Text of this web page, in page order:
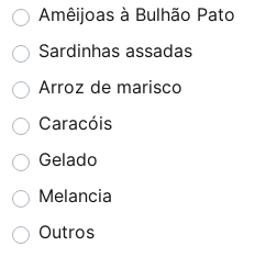
Amêijoas à Bulhão Pato
Sardinhas assadas
Arroz de marisco
Caracóis
Gelado
Melancia
Outros